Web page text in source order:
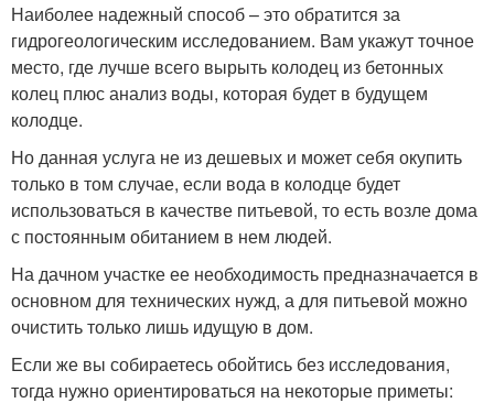
Наиболее надежный способ – это обратится за
гидрогеологическим исследованием. Вам укажут точное
место, где лучше всего вырыть колодец из бетонных
колец плюс анализ воды, которая будет в будущем
колодце.
Но данная услуга не из дешевых и может себя окупить
только в том случае, если вода в колодце будет
использоваться в качестве питьевой, то есть возле дома
с постоянным обитанием в нем людей.
На дачном участке ее необходимость предназначается в
основном для технических нужд, а для питьевой можно
очистить только лишь идущую в дом.
Если же вы собираетесь обойтись без исследования,
тогда нужно ориентироваться на некоторые приметы: